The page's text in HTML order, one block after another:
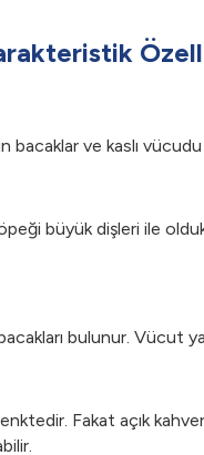
ve kaslı vücudu
büyük dişleri ile
bulunur. Vücut
Fakat açık